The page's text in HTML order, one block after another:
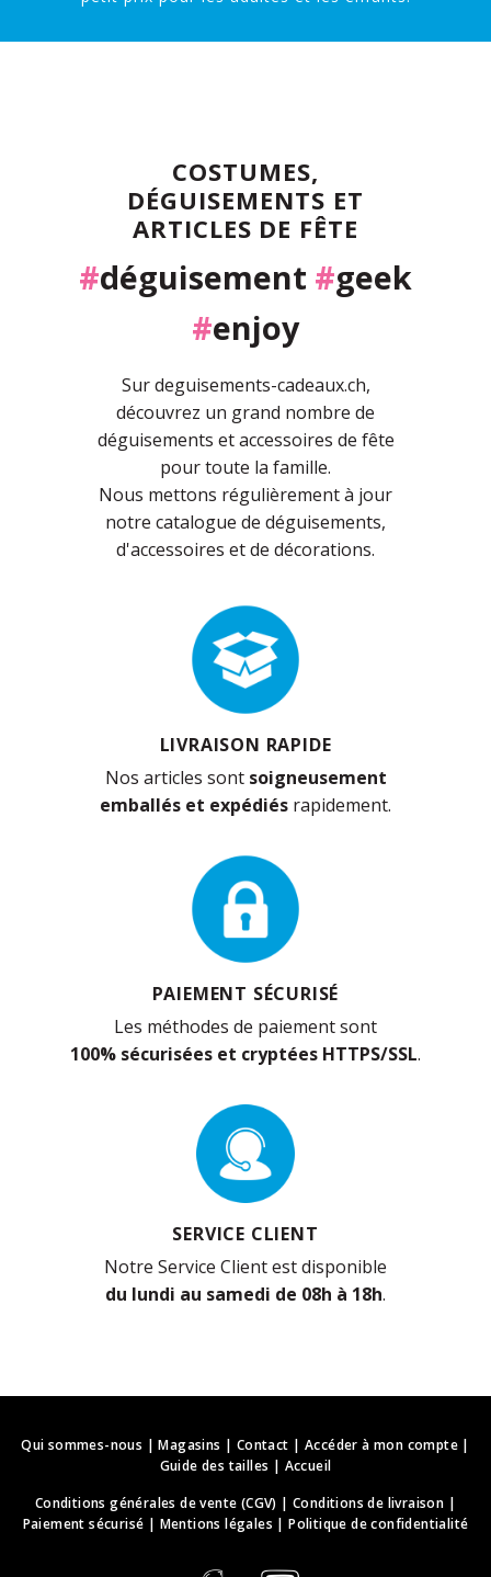
COSTUMES,
DÉGUISEMENTS ET
ARTICLES DE FÊTE
#déguisement #geek
#enjoy
Sur deguisements-cadeaux.ch,
découvrez un grand nombre de
déguisements et accessoires de fête
pour toute la famille.
Nous mettons régulièrement à jour
notre catalogue de déguisements,
d'accessoires et de décorations.
LIVRAISON RAPIDE
Nos articles sont soigneusement
emballés et expédiés rapidement.
PAIEMENT SÉCURISÉ
Les méthodes de paiement sont
100% sécurisées et cryptées HTTPS/SSL.
SERVICE CLIENT
Notre Service Client est disponible
du lundi au samedi de 08h à 18h.
Qui sommes-nous |Magasins | Contact | Accéder à mon compte|
Guide des tailles | Accueil
Conditions générales de vente (CGV) |Conditions de livraison |
Paiement sécurisé | Mentions légales |Politique de confidentialité